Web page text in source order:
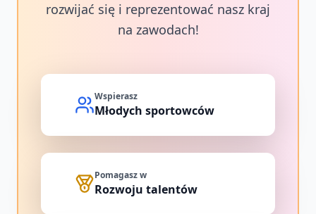
rozwijać się i reprezentować nasz kraj
na zawodach!
Wspierasz
Młodych sportowców
Pomagasz w
Rozwoju talentów